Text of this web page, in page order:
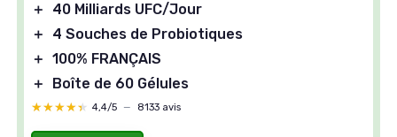
＋
40 Milliards UFC/Jour
＋
4 Souches de Probiotiques
＋ 100% FRANÇAIS
＋
Boîte de 60 Gélules
★★★★★
★★★★★ 4,4/5 — 8133 avis